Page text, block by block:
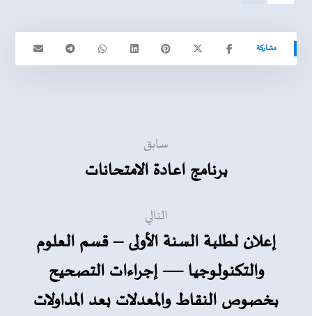
سابق
برنامج اعادة الامتحانات
التالي
إعلان لطلبة السنة الأولى – قسم العلوم
والتكنولوجيا — إجراءات التصحيح
بخصوص النقاط والمعدلات بعد المداولات